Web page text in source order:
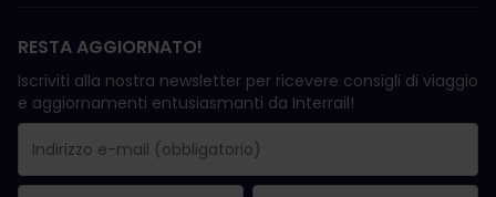
RESTA AGGIORNATO!
Iscriviti alla nostra newsletter per ricevere consigli di viaggio
e aggiornamenti entusiasmanti da Interrail!